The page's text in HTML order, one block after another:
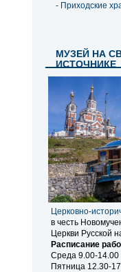
- Приходские
МУЗЕЙ НА
ИСТОЧНИКЕ
Церковно-
в честь
Церкви Русской
Расписание
Среда 9.00-14.00
Пятница 12.30-